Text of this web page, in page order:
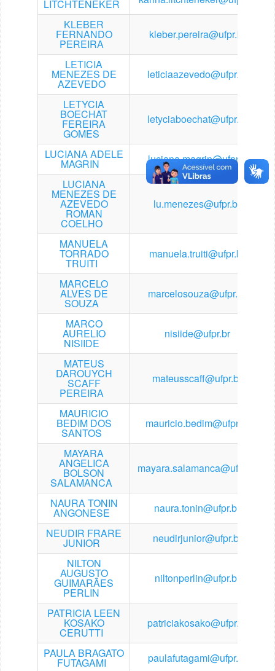
LITCHTENEKER
KLEBER
FERNANDO
PEREIRA
kleber.pereira@ufpr.br
LETICIA
MENEZES DE
AZEVEDO
leticiaazevedo@ufpr.br
LETYCIA
BOECHAT
FEREIRA
GOMES
letyciaboechat@ufpr.br
LUCIANA ADELE
MAGRIN
luciana.magrin@ufpr.br
LUCIANA
MENEZES DE
AZEVEDO
ROMAN
COELHO
lu.menezes@ufpr.br
MANUELA
TORRADO
TRUITI
manuela.truiti@ufpr.br
MARCELO
ALVES DE
SOUZA
marcelosouza@ufpr.br
MARCO
AURELIO
NISIIDE
nisiide@ufpr.br
MATEUS
DAROUYCH
SCAFF
PEREIRA
mateusscaff@ufpr.br
MAURICIO
BEDIM DOS
SANTOS
mauricio.bedim@ufpr.br
MAYARA
ANGELICA
BOLSON
SALAMANCA
mayara.salamanca@ufpr.br
NAURA TONIN
ANGONESE
naura.tonin@ufpr.br
NEUDIR FRARE
JUNIOR
neudirjunior@ufpr.br
NILTON
AUGUSTO
GUIMARÃES
PERLIN
niltonperlin@ufpr.br
PATRICIA LEEN
KOSAKO
CERUTTI
patriciakosako@ufpr.br
PAULA BRAGATO
FUTAGAMI
paulafutagami@ufpr.br